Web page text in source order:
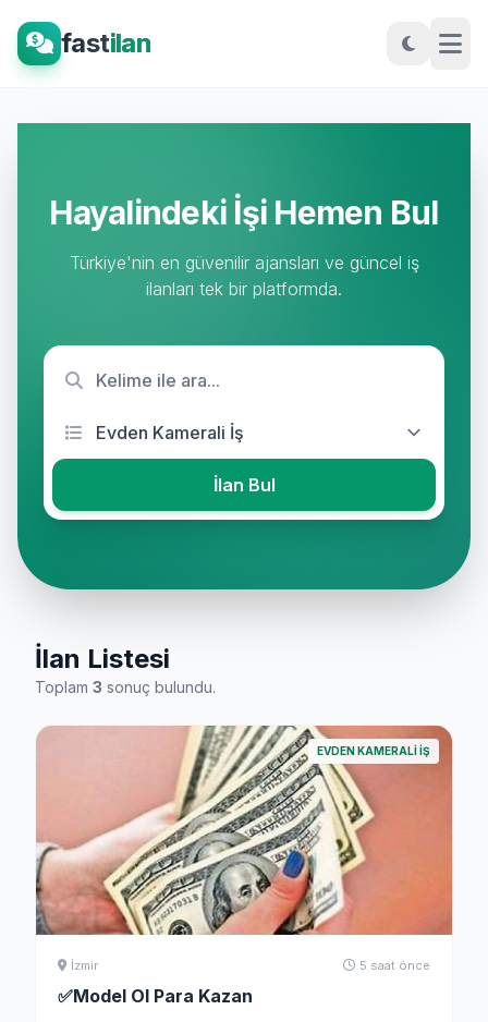
fastilan
Hayalindeki İşi Hemen Bul
Türkiye'nin en güvenilir ajansları ve güncel iş
ilanları tek bir platformda.
İlan Bul
İlan Listesi
Toplam 3 sonuç bulundu.
EVDEN KAMERALI İŞ
İzmir 5 saat önce
✅Model Ol Para Kazan